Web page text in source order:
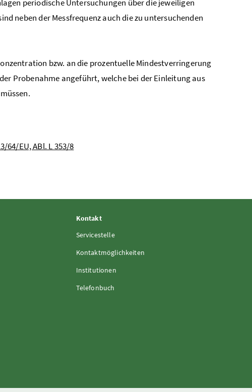
periodische Untersuchungen über die jeweiligen
neben der Messfrequenz auch die zu untersuchenden
bzw. an die prozentuelle Mindestverringerung
Probenahme angeführt, welche bei der Einleitung aus
64/EU, ABl. L 353/8
Kontakt
Servicestelle
Kontaktmöglichkeiten
Institutionen
Telefonbuch